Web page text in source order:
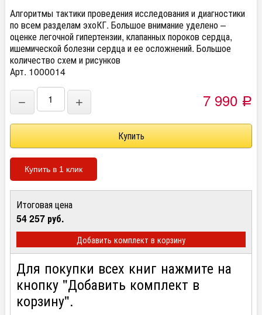
Алгоритмы тактики проведения исследования и диагностики
по всем разделам эхоКГ. Большое внимание уделено –
оценке легочной гипертензии, клапанных пороков сердца,
ишемической болезни сердца и ее осложнений. Большое
количество схем и рисунков
Арт. 1000014
− + 7 990 Р
Купить в 1 клик
Итоговая цена
54 257 руб.
Добавить комплект в корзину
Для покупки всех книг нажмите на
кнопку "Добавить комплект в
корзину".